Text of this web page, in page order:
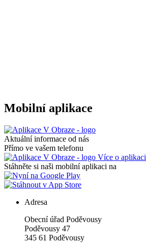
Mobilní aplikace
Aktuální informace od nás
Přímo ve vašem telefonu
Více o aplikaci
Stáhněte si naši mobilní aplikaci na
Adresa
Obecní úřad Poděvousy
Poděvousy 47
345 61 Poděvousy